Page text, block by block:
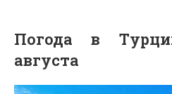
Погода в
августа